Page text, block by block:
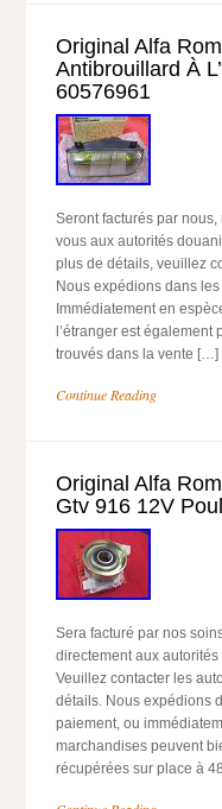
Original Alfa
Antibrouillard À
60576961
Seront facturés par
vous aux autorités
plus de détails, veuillez
Nous expédions dans
Immédiatement en
l’étranger est également
trouvés dans la vente […]
Continue Reading
Original Alfa
Gtv 916 12V
Sera facturé par nos
directement aux
Veuillez contacter les
détails. Nous expédions
paiement, ou
marchandises peuvent
récupérées sur place à